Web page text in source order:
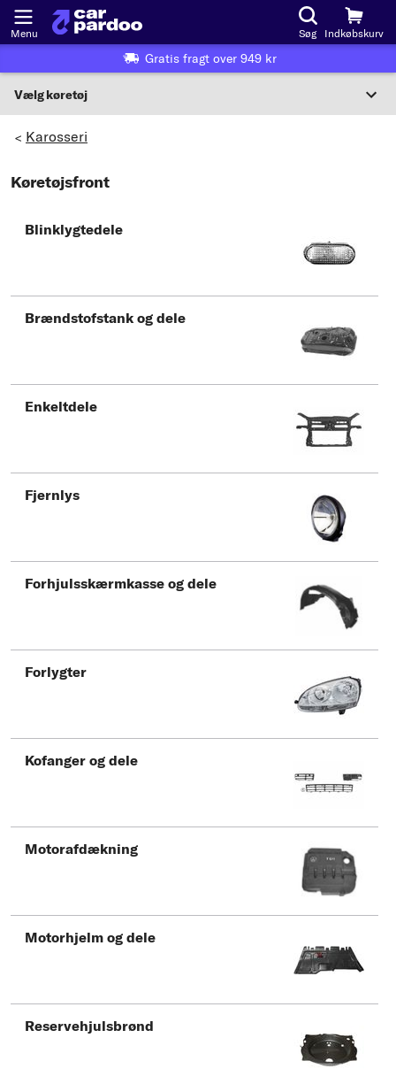
Menu Søg Indkøbskurv
Gratis fragt over 949 kr
Vælg køretøj
Vælg type
> Karosseri
Køretøjsfront
Blinklygtedele
Brændstofstank og dele
Enkeltdele
Fjernlys
Forhjulsskærmkasse og dele
Forlygter
Kofanger og dele
Motorafdækning
Motorhjelm og dele
Reservehjulsbrønd